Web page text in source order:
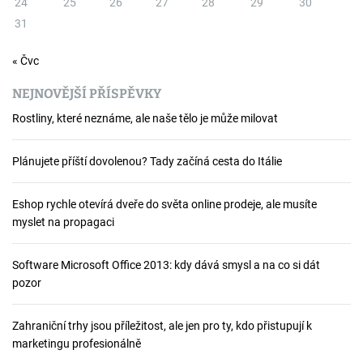
ř
í
s
p
ě
v
e
k
31
« Čvc
NEJNOVĚJŠÍ PŘÍSPĚVKY
Rostliny, které neznáme, ale naše tělo je může milovat
Plánujete příští dovolenou? Tady začíná cesta do Itálie
Eshop rychle otevírá dveře do světa online prodeje, ale musíte
myslet na propagaci
Software Microsoft Office 2013: kdy dává smysl a na co si dát
pozor
Zahraniční trhy jsou příležitost, ale jen pro ty, kdo přistupují k
marketingu profesionálně